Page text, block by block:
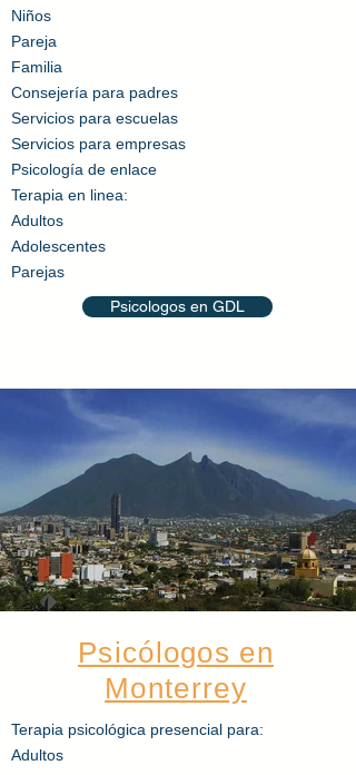
Niños
Pareja
Familia
Consejería para padres
Servicios para escuelas
Servicios para empresas
Psicología de enlace
Terapia en linea:
Adultos​
Adolescentes
Parejas
Psicologos en GDL
Psicólogos en
Monterrey
Terapia psicológica presencial para:
Adultos​